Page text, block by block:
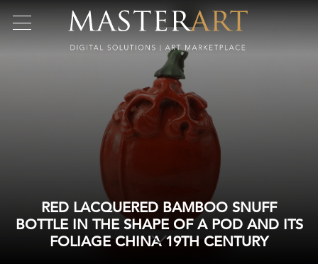
RED LACQUERED BAMBOO SNUFF
BOTTLE IN THE SHAPE OF A POD AND ITS
FOLIAGE CHINA 19TH CENTURY